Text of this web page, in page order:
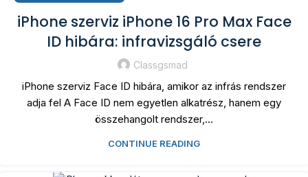
iPhone szerviz iPhone 16 Pro Max Face
ID hibára: infravizsgáló csere
Classgsmad
iPhone szerviz Face ID hibára, amikor az infrás rendszer
adja fel A Face ID nem egyetlen alkatrész, hanem egy
összehangolt rendszer,...
CONTINUE READING